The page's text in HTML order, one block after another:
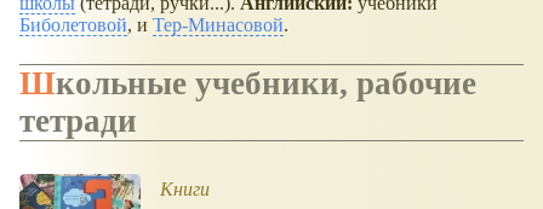
Биболетовой, и Тер-Минасовой.
Школьные учебники, рабочие
тетради
Книги